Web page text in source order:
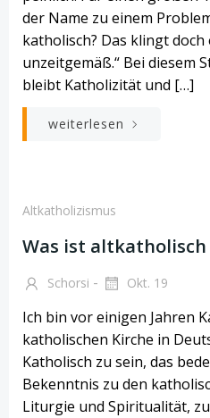
der Name zu einem
katholisch? Das klingt
unzeitgemäß.“ Bei diesem
bleibt Katholizität und […]
weiterlesen
Altkatholizismus
Was ist altkatholisch
Schorsi - Okt. 19
Ich bin vor einigen Jahren
katholischen Kirche in
Katholisch zu sein, das
Bekenntnis zu den
Liturgie und Spiritualität,